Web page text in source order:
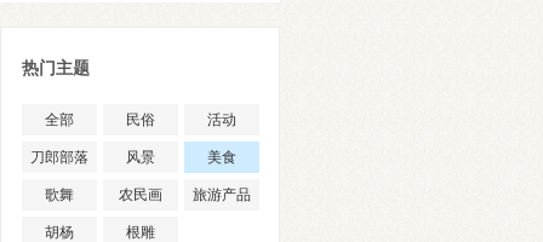
热门主题
全部 民俗 活动
刀郎部落 风景 美食
歌舞 农民画 旅游产品
胡杨 根雕